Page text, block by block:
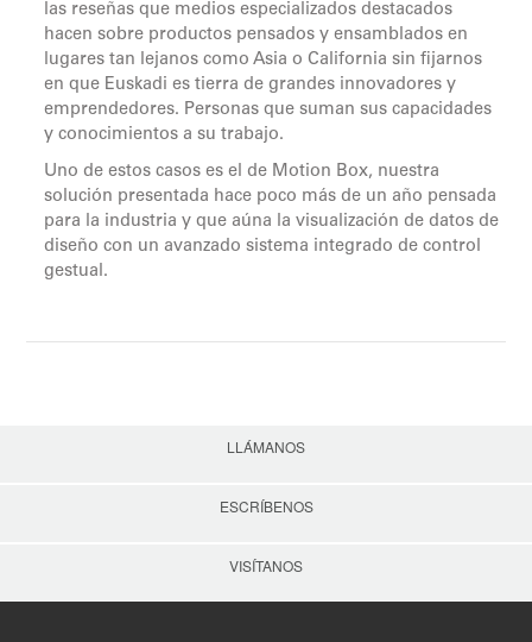
las reseñas que medios especializados destacados
hacen sobre productos pensados y ensamblados en
lugares tan lejanos como Asia o California sin fijarnos
en que Euskadi es tierra de grandes innovadores y
emprendedores. Personas que suman sus capacidades
y conocimientos a su trabajo.
Uno de estos casos es el de Motion Box, nuestra
solución presentada hace poco más de un año pensada
para la industria y que aúna la visualización de datos de
diseño con un avanzado sistema integrado de control
gestual.
LLÁMANOS
ESCRÍBENOS
VISÍTANOS